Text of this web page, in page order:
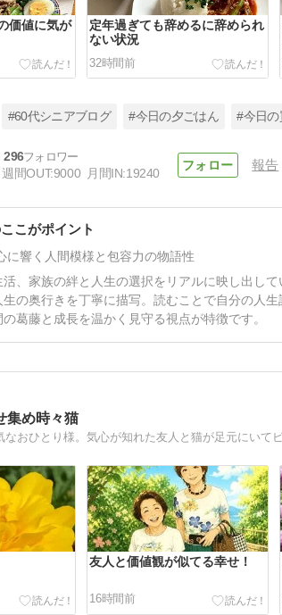
価値に気が
定年過ぎても辞めるに辞められ
ない状況
32時間前
#60代シニアブログ #今日の夕ごはん #今日の
296
週間OUT:9000 月間IN:19240
報告
こがポイント
に響く人間模様と包容力の物語性
、家族の絆と人生の選択をリアルに映し出し
の奥行きを丁寧に描写。読むことで自分の人
葛藤と成長を温かく見守る視点が特徴です。
集め時々猫
なおひとり様。気心が知れた友人と猫が足元にいて
友人と価値観が似てる幸せ！
16時間前